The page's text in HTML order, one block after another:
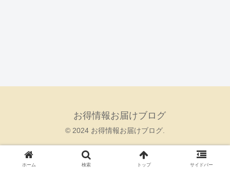
お得情報お届けブログ
© 2024 お得情報お届けブログ.
ホーム 検索 トップ サイドバー